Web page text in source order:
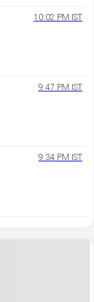
10:02 PM IST
9:47 PM IST
9:34 PM IST